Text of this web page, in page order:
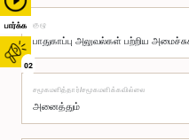
பார்க்க
02
குழு
சமூகமளித்தார்/சமூகமளிக்கவில்லை